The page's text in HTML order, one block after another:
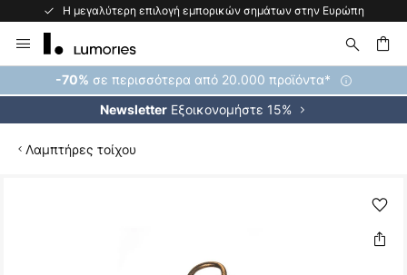
στην Ευρώπη Δωρεάν επιστροφή εντός 50
Μετάβαση
στο
περιεχόμενο
-70% σε περισσότερα από 20.000 προϊόντα*
Newsletter Εξοικονομήστε 15%
Λαμπτήρες τοίχου